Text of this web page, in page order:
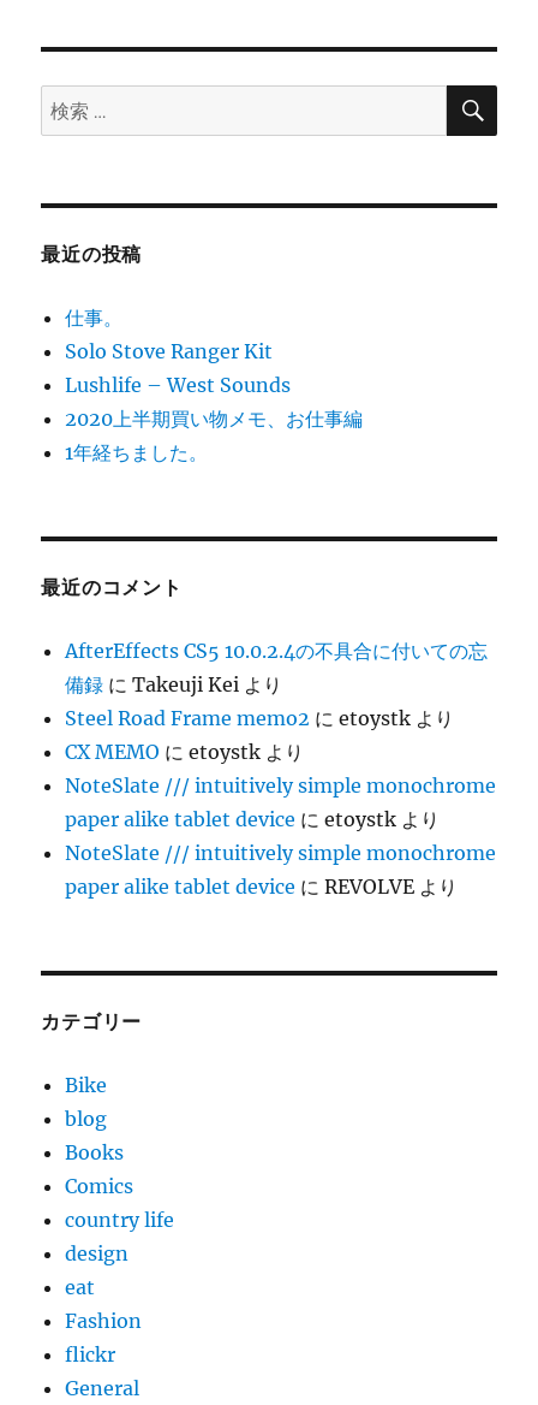
ン
検
索:
検
最近の投稿
仕事。
Solo Stove Ranger Kit
Lushlife – West Sounds
2020上半期買い物メモ、お仕事編
1年経ちました。
最近のコメント
AfterEffects CS5 10.0.2.4の不具合に付いての忘
備録 にTakeuji Kei より
Steel Road Frame memo2 にetoystk より
CX MEMO にetoystk より
NoteSlate /// intuitively simple monochrome
paper alike tablet device にetoystk より
NoteSlate /// intuitively simple monochrome
paper alike tablet device にREVOLVE より
カテゴリー
Bike
blog
Books
Comics
country life
design
eat
Fashion
flickr
General